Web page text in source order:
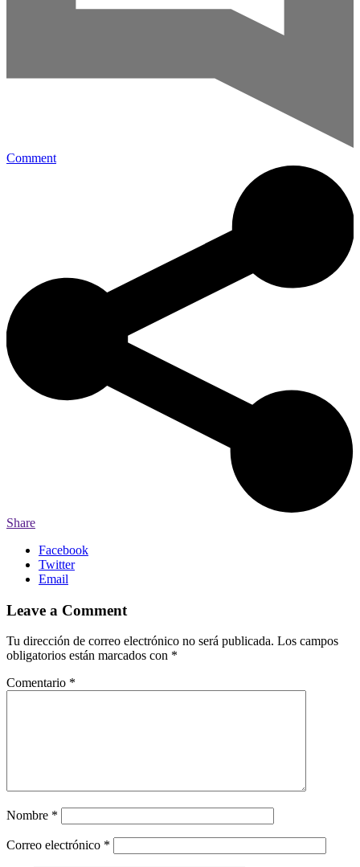
Comment
Share
Facebook
Twitter
Email
Leave a Comment
Tu dirección de correo electrónico no será publicada. Los campos
obligatorios están marcados con *
Comentario *
Nombre *
Correo electrónico *